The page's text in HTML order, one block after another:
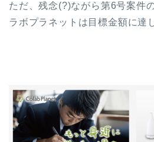
ただ、残念(?)ながら第6号案件
ラボプラネットは目標金額に達